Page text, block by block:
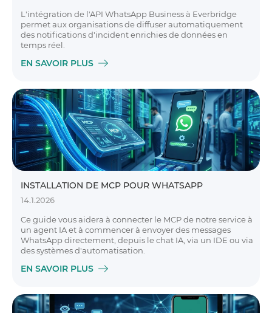
L'intégration de l'API WhatsApp Business à Everbridge
permet aux organisations de diffuser automatiquement
des notifications d'incident enrichies de données en
temps réel.
EN SAVOIR PLUS
INSTALLATION DE MCP POUR WHATSAPP
14.1.2026
Ce guide vous aidera à connecter le MCP de notre service à
un agent IA et à commencer à envoyer des messages
WhatsApp directement, depuis le chat IA, via un IDE ou via
des systèmes d'automatisation.
EN SAVOIR PLUS